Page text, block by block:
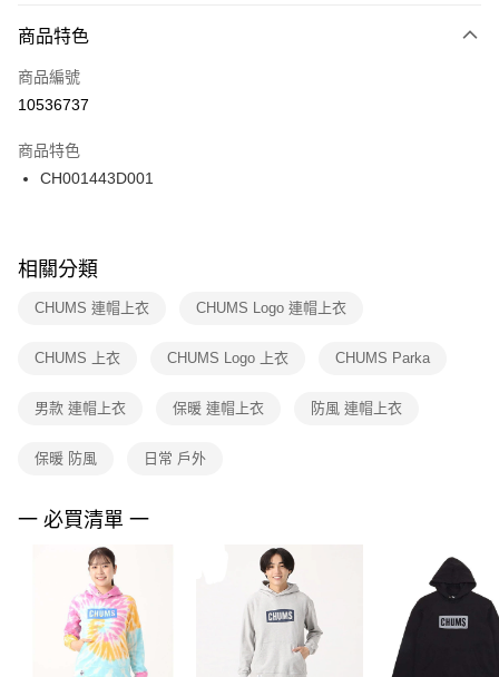
３．安心：先確認商品／服務後，再付款。
【「AFTEE先享後付」結帳流程】
１．於結帳方式選擇「AFTEE先享後付」後，將跳轉至「AFTEE先享後付」
２．訂單成立數日內，您將收到繳費通知簡訊。
３．收到繳費通知簡訊後14天內，點擊此簡訊中的連結，可透過四大超商／
ATM／網路銀行／等多元方式進行付款，方視為交易完成。
※ 交易是否成功請以「AFTEE先享後付 」之結帳頁面顯示為準，若有關於
是否繳費成功／繳費後需取消欲退款等相關疑問，請聯繫「AFTEE先享後付
客戶支援中心」 https://netprotections.freshdesk.com/support/home
１．透過由恩沛科技股份有限公司提供之「AFTEE先享後付」服務完成之交
權轉讓予恩沛科技股份有限公司。
３．未成年的使用者請事先徵得法定代理人或監護人之同意方可使用
４．使用「AFTEE先享後付」時，將依據個別帳號之用戶狀況，依本公司即
請求用戶進行身份認證。
５．嚴禁一人註冊多個帳號或使用他人資訊註冊。若發現惡意使用之情形，
恩沛科技股份有限公司將有權停止該用戶之使用額度並採取法律行動。
每筆NT$100，滿NT$1,500(含以上)免運費
宅配
每筆NT$100，滿NT$1,500(含以上)免運費
付款後門市自取
每筆NT$100，滿NT$1,500(含以上)免運費
商品特色
商品編號
10536737
商品特色
CH001443D001
相關分類
CHUMS 連帽上衣 CHUMS Logo 連帽上衣
CHUMS 上衣 CHUMS Logo 上衣 CHUMS Parka
男款 連帽上衣 保暖 連帽上衣 防風 連帽上衣
保暖 防風 日常 戶外
一 必買清單 一